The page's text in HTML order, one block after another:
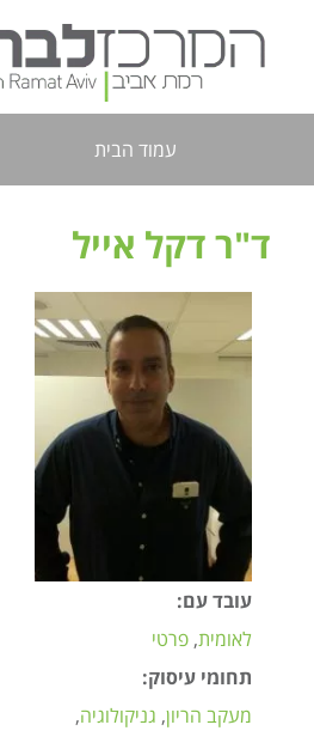
עמוד הבית
ד"ר דקל אייל
עובד עם:
לאומית פרטי
תחומי עיסוק:
מעקב הריון גניקולוגיה